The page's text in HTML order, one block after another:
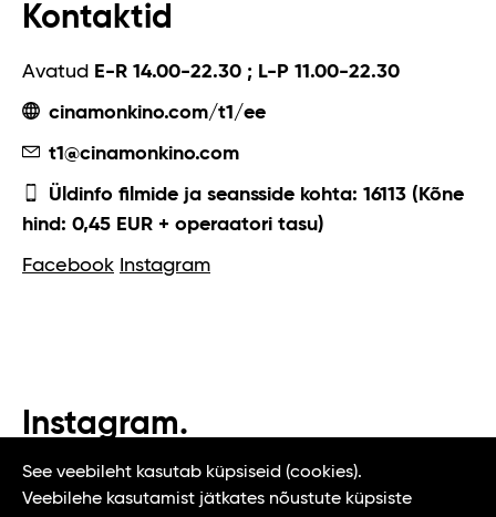
Kontaktid
Avatud E-R 14.00-22.30 ; L-P 11.00-22.30
cinamonkino.com/t1/ee
t1@cinamonkino.com
Üldinfo filmide ja seansside kohta: 16113 (Kõne
hind: 0,45 EUR + operaatori tasu)
Facebook Instagram
Instagram.
#t1tallinn #tasteoftallinn
See veebileht kasutab küpsiseid (cookies).
Veebilehe kasutamist jätkates nõustute küpsiste